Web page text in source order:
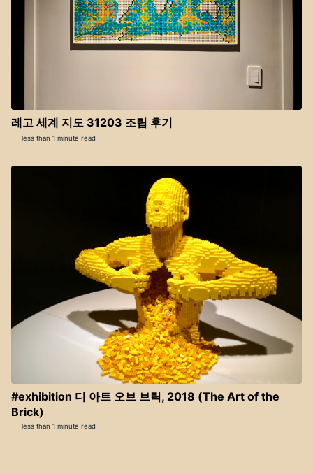
레고 세계 지도 31203 조립 후기
less than 1 minute read
#exhibition 디 아트 오브 브릭, 2018 (The Art of the
Brick)
less than 1 minute read